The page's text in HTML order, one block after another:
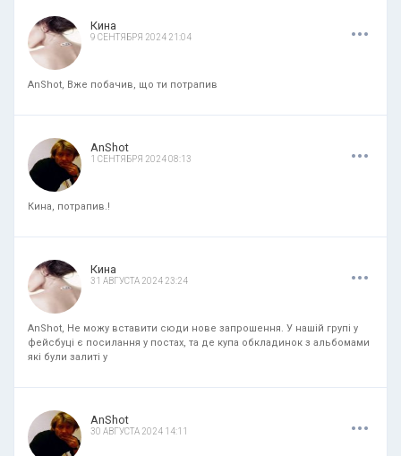
Кина
9 СЕНТЯБРЯ 2024 21:04 ...
AnShot, Вже побачив, що ти потрапив
AnShot
1 СЕНТЯБРЯ 2024 08:13 ...
Кина, потрапив.!
Кина
31 АВГУСТА 2024 23:24 ...
AnShot, Не можу вставити сюди нове запрошення. У нашій групі у
фейсбуці є посилання у постах, та де купа обкладинок з альбомами
які були залиті у
AnShot
30 АВГУСТА 2024 14:11 ...